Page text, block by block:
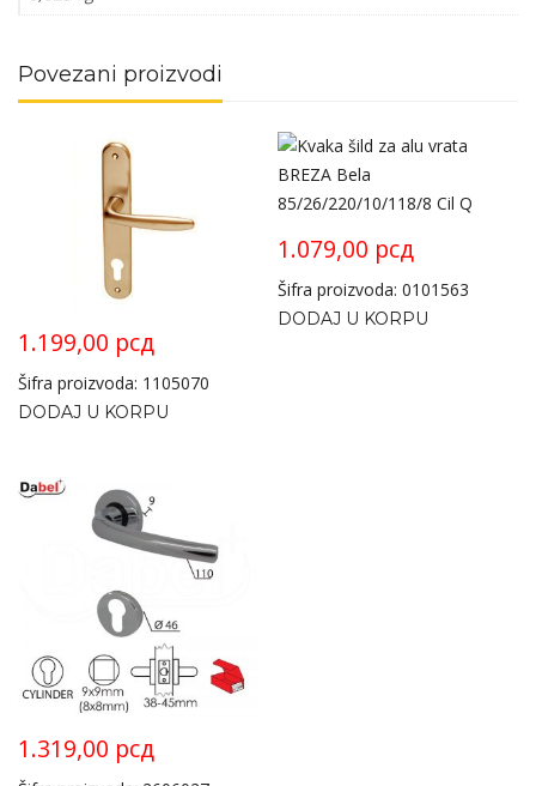
Povezani proizvodi
1.199,00 рсд
Šifra proizvoda: 1105070
DODAJ U KORPU
1.079,00 рсд
Šifra proizvoda: 0101563
DODAJ U KORPU
1.319,00 рсд